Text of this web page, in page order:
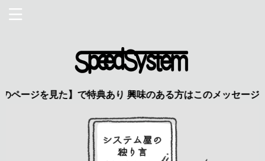
】で特典あり 興味のある方はこのメッセージをクリック